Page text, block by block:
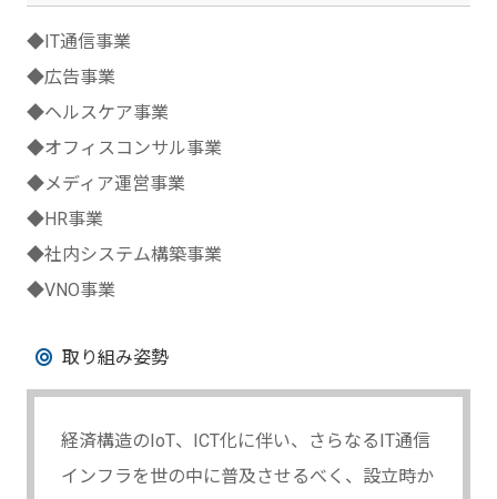
◆IT通信事業
◆広告事業
◆ヘルスケア事業
◆オフィスコンサル事業
◆メディア運営事業
◆HR事業
◆社内システム構築事業
◆VNO事業
取り組み姿勢
経済構造のIoT、ICT化に伴い、さらなるIT通信
インフラを世の中に普及させるべく、設立時か